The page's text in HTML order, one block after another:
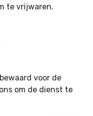
te vrijwaren.
voor de
om de dienst te